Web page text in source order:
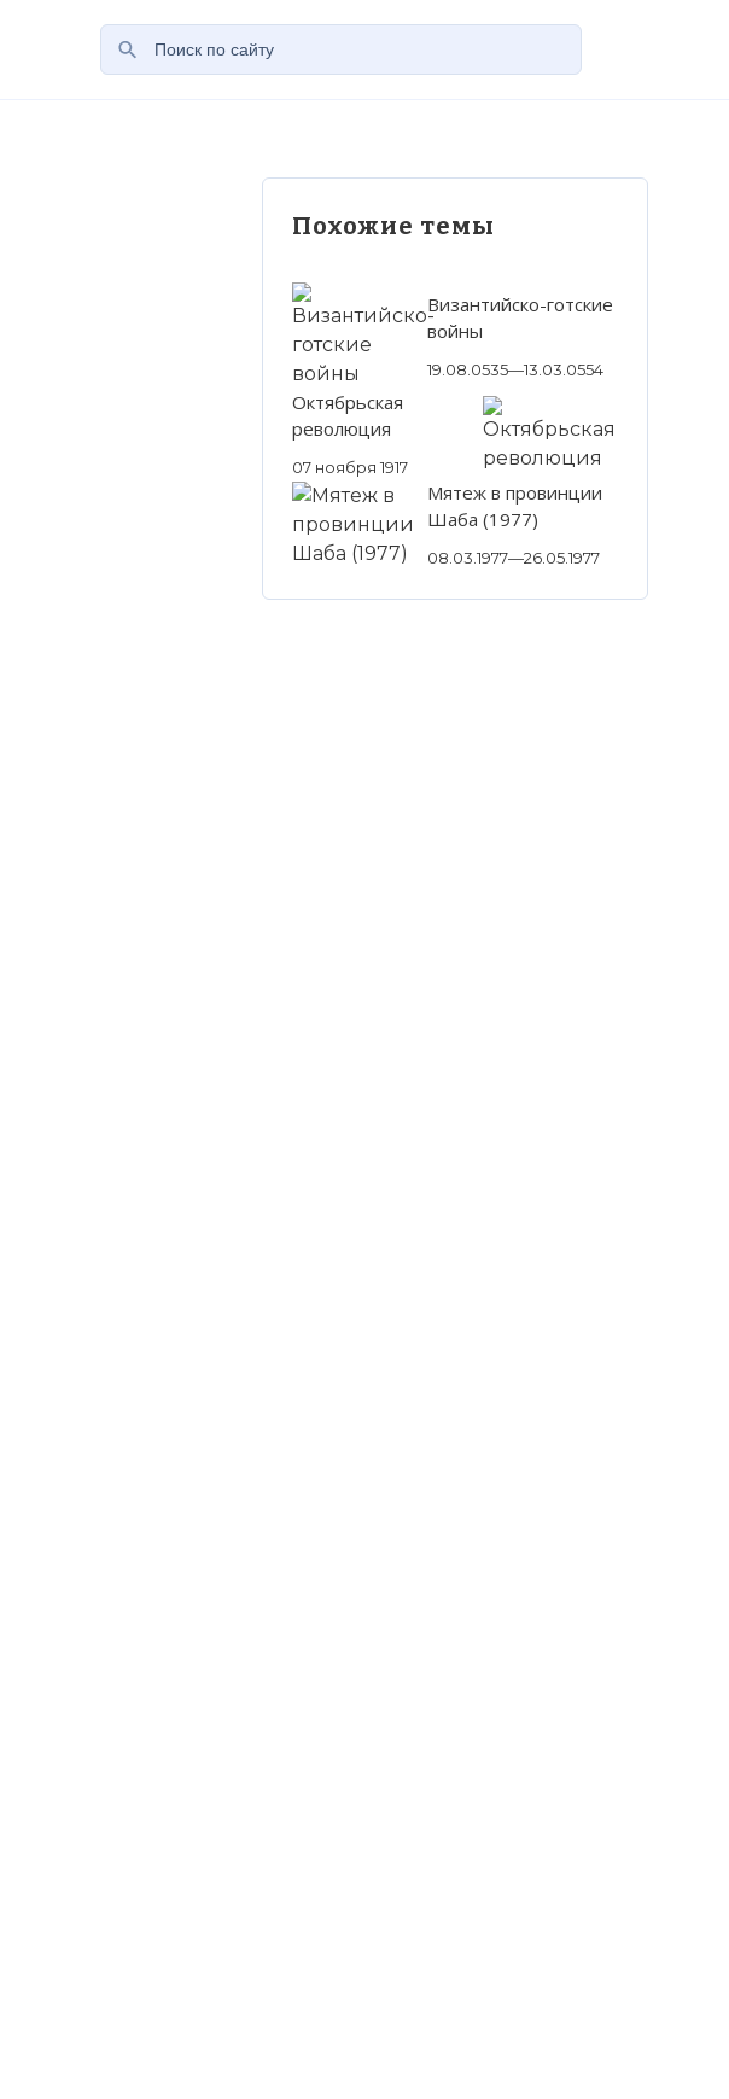
Похожие темы
Византийско-готские
войны
19.08.0535—13.03.0554
Октябрьская
революция
07 ноября 1917
Мятеж в провинции
Шаба (1977)
08.03.1977—26.05.1977